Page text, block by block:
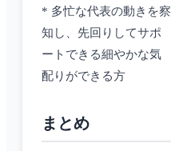
* 多忙な代表の動きを察
知し、先回りしてサポ
ートできる細やかな気
配りができる方
まとめ